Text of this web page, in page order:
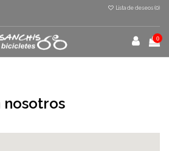
Lista de deseos (0)
0